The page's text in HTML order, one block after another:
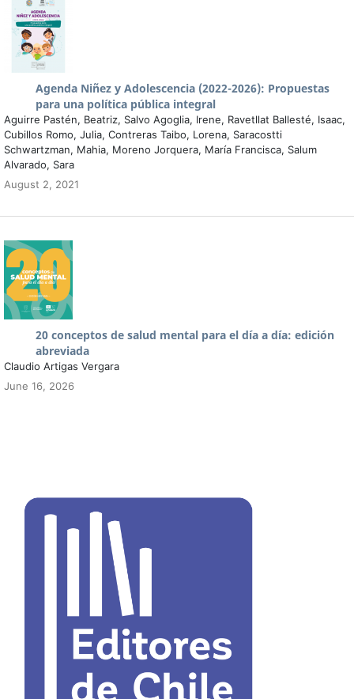
Agenda Niñez y Adolescencia (2022-2026): Propuestas
para una política pública integral
Aguirre Pastén, Beatriz, Salvo Agoglia, Irene, Ravetllat Ballesté, Isaac,
Cubillos Romo, Julia, Contreras Taibo, Lorena, Saracostti
Schwartzman, Mahia, Moreno Jorquera, María Francisca, Salum
Alvarado, Sara
August 2, 2021
20 conceptos de salud mental para el día a día: edición
abreviada
Claudio Artigas Vergara
June 16, 2026